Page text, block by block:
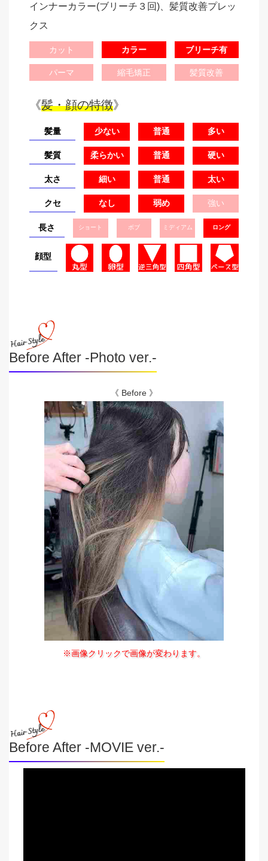
インナーカラー(ブリーチ３回)、髪質改善プレッ
クス
カット カラー ブリーチ有
パーマ 縮毛矯正 髪質改善
《髪・顔の特徴》
髪量 少ない 普通 多い
髪質 柔らかい 普通 硬い
太さ 細い 普通 太い
クセ なし 弱め 強い
長さ ショート ボブ ミディアム ロング
顔型
Before After -Photo ver.-
《 Before 》
※画像クリックで画像が変わります。
Before After -MOVIE ver.-